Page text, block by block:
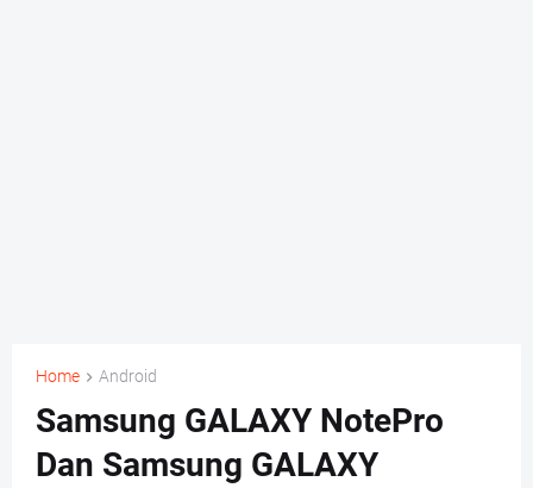
Home Android
Samsung GALAXY NotePro
Dan Samsung GALAXY